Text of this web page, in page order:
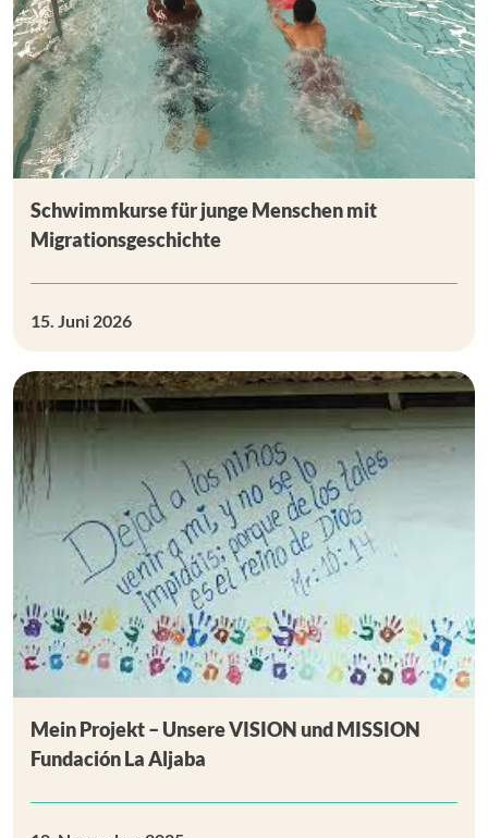
Schwimmkurse für junge Menschen mit
Migrationsgeschichte
15. Juni 2026
Mein Projekt – Unsere VISION und MISSION
Fundación La Aljaba